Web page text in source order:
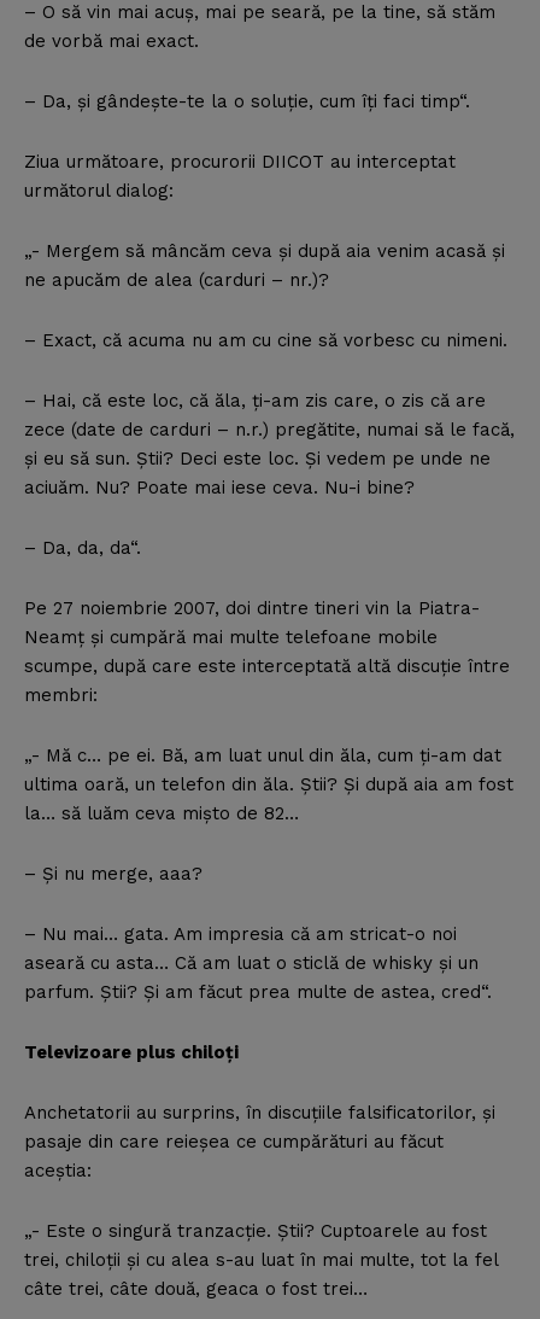
– O să vin mai acuş, mai pe seară, pe la tine, să stăm
de vorbă mai exact.
– Da, şi gândeşte-te la o soluţie, cum îţi faci timp“.
Ziua următoare, procurorii DIICOT au interceptat
următorul dialog:
„- Mergem să mâncăm ceva şi după aia venim acasă şi
ne apucăm de alea (carduri – nr.)?
– Exact, că acuma nu am cu cine să vorbesc cu nimeni.
– Hai, că este loc, că ăla, ţi-am zis care, o zis că are
zece (date de carduri – n.r.) pregătite, numai să le facă,
şi eu să sun. Ştii? Deci este loc. Şi vedem pe unde ne
aciuăm. Nu? Poate mai iese ceva. Nu-i bine?
– Da, da, da“.
Pe 27 noiembrie 2007, doi dintre tineri vin la Piatra-
Neamţ şi cumpără mai multe telefoane mobile
scumpe, după care este interceptată altă discuţie între
membri:
„- Mă c… pe ei. Bă, am luat unul din ăla, cum ţi-am dat
ultima oară, un telefon din ăla. Ştii? Şi după aia am fost
la… să luăm ceva mişto de 82…
– Şi nu merge, aaa?
– Nu mai… gata. Am impresia că am stricat-o noi
aseară cu asta… Că am luat o sticlă de whisky şi un
parfum. Ştii? Şi am făcut prea multe de astea, cred“.
Televizoare plus chiloţi
Anchetatorii au surprins, în discuţiile falsificatorilor, şi
pasaje din care reieşea ce cumpărături au făcut
aceştia:
„- Este o singură tranzacţie. Ştii? Cuptoarele au fost
trei, chiloţii şi cu alea s-au luat în mai multe, tot la fel
câte trei, câte două, geaca o fost trei…